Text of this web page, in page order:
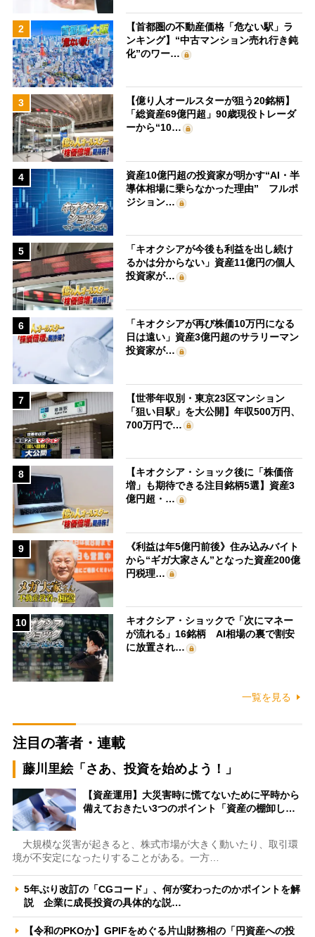
2
【首都圏の不動産価格「危ない駅」ラ
ンキング】“中古マンション売れ行き鈍
化”のワー…
3
【億り人オールスターが狙う20銘柄】
「総資産69億円超」90歳現役トレーダ
ーから“10…
4
資産10億円超の投資家が明かす“AI・半
導体相場に乗らなかった理由” フルポ
ジション…
5
「キオクシアが今後も利益を出し続け
るかは分からない」資産11億円の個人
投資家が…
6
「キオクシアが再び株価10万円になる
日は遠い」資産3億円超のサラリーマン
投資家が…
7
【世帯年収別・東京23区マンション
「狙い目駅」を大公開】年収500万円、
700万円で…
8
【キオクシア・ショック後に「株価倍
増」も期待できる注目銘柄5選】資産3
億円超・…
9
《利益は年5億円前後》住み込みバイト
から“ギガ大家さん”となった資産200億
円税理…
10
キオクシア・ショックで「次にマネー
が流れる」16銘柄 AI相場の裏で割安
に放置され…
一覧を見る
注目の著者・連載
藤川里絵「さあ、投資を始めよう！」
【資産運用】大災害時に慌てないために平時から
備えておきたい3つのポイント「資産の棚卸し…
大規模な災害が起きると、株式市場が大きく動いたり、取引環
境が不安定になったりすることがある。一方…
5年ぶり改訂の「CGコード」、何が変わったのかポイントを解
説 企業に成長投資の具体的な説…
【令和のPKOか】GPIFをめぐる片山財務相の「円資産への投